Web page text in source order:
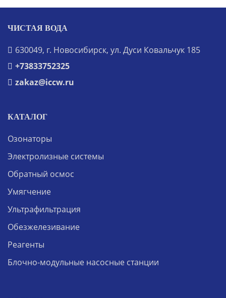
ЧИСТАЯ ВОДА
630049, г. Новосибирск, ул. Дуси Ковальчук 185
+73833752325
zakaz@iccw.ru
КАТАЛОГ
Озонаторы
Электролизные системы
Обратный осмос
Умягчение
Ультрафильтрация
Обезжелезивание
Реагенты
Блочно-модульные насосные станции